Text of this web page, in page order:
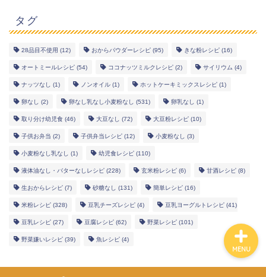
タグ
28品目不使用 (12) おからパウダーレシピ (95) きな粉レシピ (16)
オートミールレシピ (54) ココナッツミルクレシピ (2) サイリウム (4)
ナッツなし (1) ノンオイル (1) ホットケーキミックスレシピ (1)
卵なし (2) 卵なし乳なし小麦粉なし (531) 卵乳なし (1)
取り分け幼児食 (46) 大豆なし (72) 大豆粉レシピ (10)
子供お弁当 (2) 子供弁当レシピ (12) 小麦粉なし (3)
小麦粉なし乳なし (1) 幼児食レシピ (110)
液体油なし・バターなしレシピ (228) 玄米粉レシピ (6) 甘酒レシピ (8)
生おからレシピ (7) 砂糖なし (131) 簡単レシピ (16)
米粉レシピ (328) 豆乳チーズレシピ (4) 豆乳ヨーグルトレシピ (41)
豆乳レシピ (27) 豆腐レシピ (62) 野菜レシピ (101)
野菜嫌いレシピ (39) 魚レシピ (4)
MENU
幼児食レシピ
米粉レシピ
ヘルシーレシピ
works